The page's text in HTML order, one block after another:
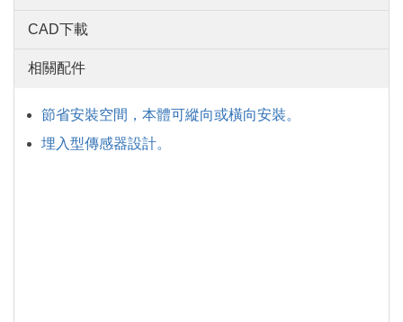
CAD下載
相關配件
節省安裝空間，本體可縱向或橫向安裝。
埋入型傳感器設計。